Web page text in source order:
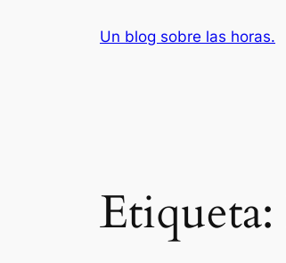
Un blog sobre las horas.
Etiqueta: